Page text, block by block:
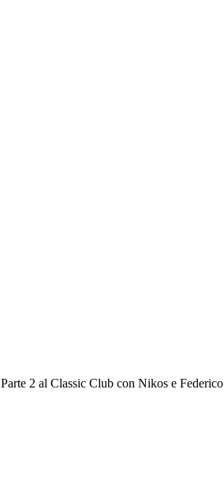
2 al Classic Club con Nikos e Federico